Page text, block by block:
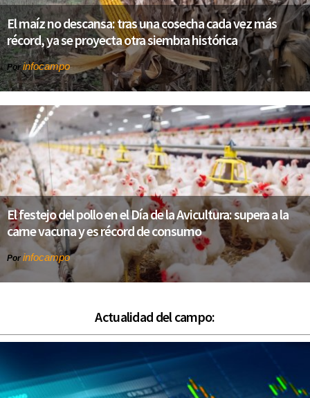
El maíz no descansa: tras una cosecha cada vez más
récord, ya se proyecta otra siembra histórica
Porinfocampo
El festejo del pollo en el Día de la Avicultura: supera a la
carne vacuna y es récord de consumo
Por infocampo
Actualidad del campo: